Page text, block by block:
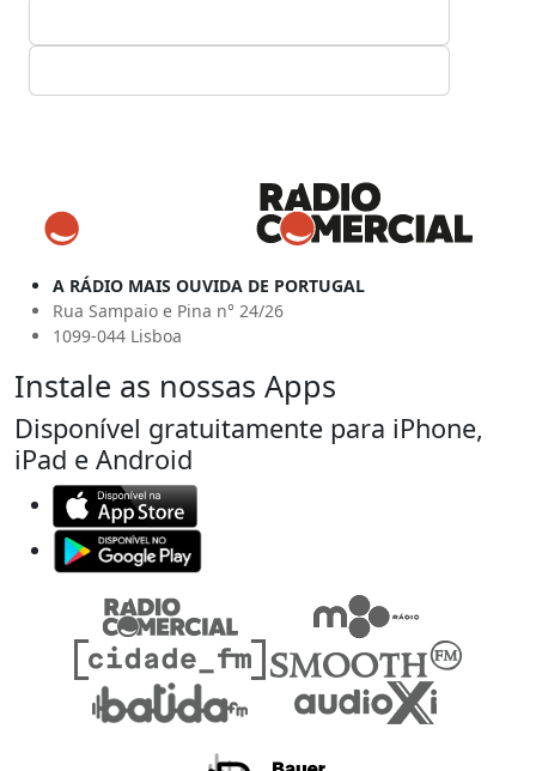
A RÁDIO MAIS OUVIDA DE PORTUGAL
Rua Sampaio e Pina n° 24/26
1099-044 Lisboa
Instale as nossas Apps
Disponível gratuitamente para iPhone,
iPad e Android